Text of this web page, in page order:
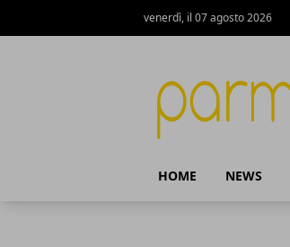
venerdì, il 07 agosto 2026
HOME NEWS